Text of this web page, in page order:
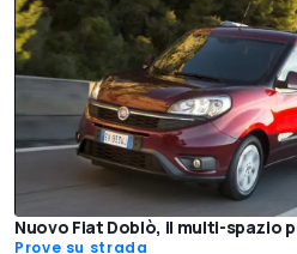
Nuovo Fiat Doblò, il multi-spazio
Prove su strada